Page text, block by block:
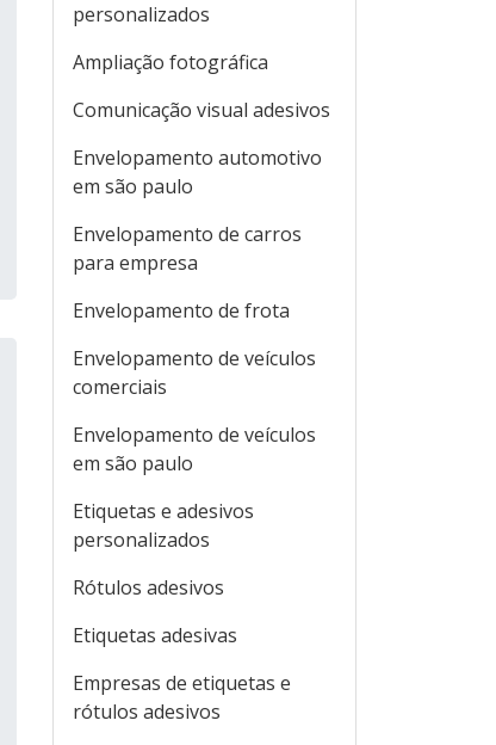
personalizados
Ampliação fotográfica
Comunicação visual adesivos
Envelopamento automotivo
em são paulo
Envelopamento de carros
para empresa
Envelopamento de frota
Envelopamento de veículos
comerciais
Envelopamento de veículos
em são paulo
Etiquetas e adesivos
personalizados
Rótulos adesivos
Etiquetas adesivas
Empresas de etiquetas e
rótulos adesivos